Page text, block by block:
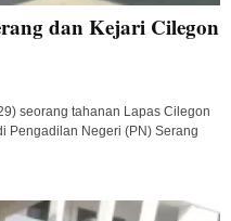
dan Kejari Cilegon
seorang tahanan Lapas Cilegon
Pengadilan Negeri (PN) Serang